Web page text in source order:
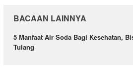
BACAAN LAINNYA
5 Manfaat Air Soda Bagi Kesehatan,
Tulang